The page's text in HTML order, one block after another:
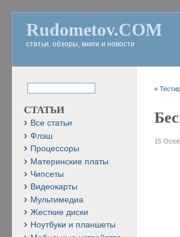
Rudometov.COM
статьи, обзоры, книги и новости
«
15
СТАТЬИ
Все статьи
Флэш
Процессоры
Материнские платы
Чипсеты
Видеокарты
Мультимедиа
Жесткие диски
Ноутбуки и планшеты